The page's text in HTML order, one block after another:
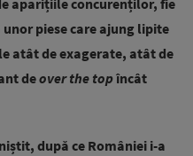
aparițiile concurenților, fie
piese care ajung lipite
atât de exagerate, atât de
deover the topîncât
după ce României i-a